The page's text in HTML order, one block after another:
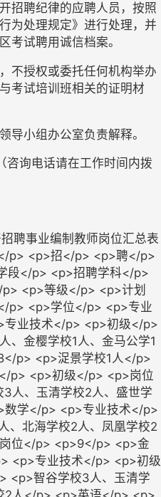
招聘纪律的应聘人员，按照
为处理规定》进行处理，并
考试聘用诚信档案。
不授权或委托任何机构举办
考试培训班相关的证明材
导小组办公室负责解释。
咨询电话请在工作时间内拨